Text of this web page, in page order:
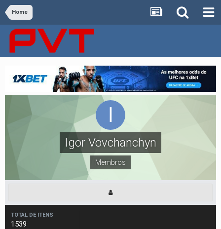
Home
Igor Vovchanchyn
Membros
TOTAL DE ITENS
1539